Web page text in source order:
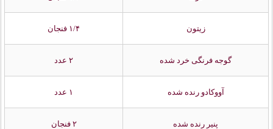
زیتون ۱/۴ فنجان
گوجه فرنگی خرد شده ۲ عدد
آووکادو رنده شده ۱ عدد
پنیر رنده شده ۲ فنجان